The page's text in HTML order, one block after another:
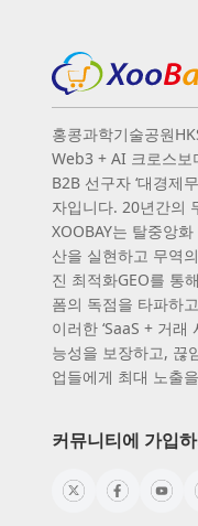
홍콩과학기술공원
Web3 + AI 크로스보
B2B 선구자 ‘대경제
자입니다. 20년간의
XOOBAY는 탈중앙
산을 실현하고 무역
진 최적화GEO를 통
폼의 독점을 타파하
이러한 ‘SaaS + 거
능성을 보장하고, 끊
업들에게 최대 노출
커뮤니티에 가입